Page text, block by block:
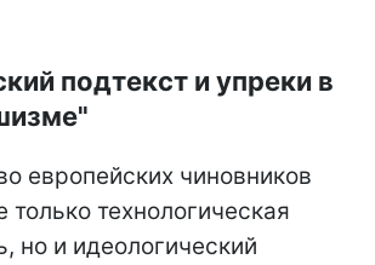
подтекст и упреки в
европейских чиновников
технологическая
но и идеологический